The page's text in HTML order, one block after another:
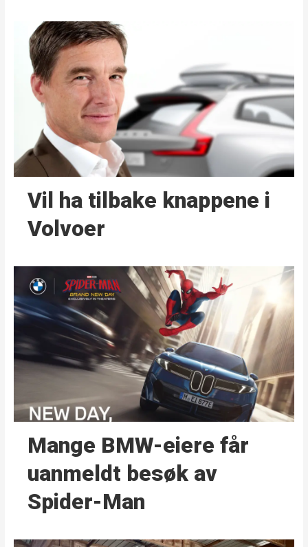
Vil ha tilbake knappene i
Volvoer
Mange BMW-eiere får
uanmeldt besøk av
Spider-Man